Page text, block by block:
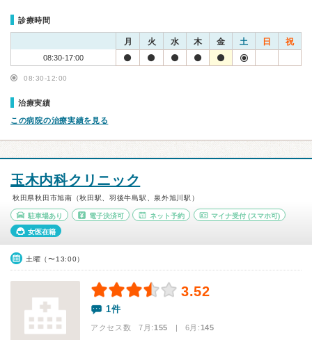
診療時間
月 火 水 木 金 土 日 祝
08:30-17:00
08:30-12:00
治療実績
この病院の治療実績を見る
玉木内科クリニック
秋田県秋田市旭南（秋田駅、羽後牛島駅、泉外旭川駅）
駐車場あり 電子決済可 ネット予約 マイナ受付 (スマホ可)
女医在籍
土曜（〜13:00）
3.52
1件
アクセス数 7月:155 | 6月:145